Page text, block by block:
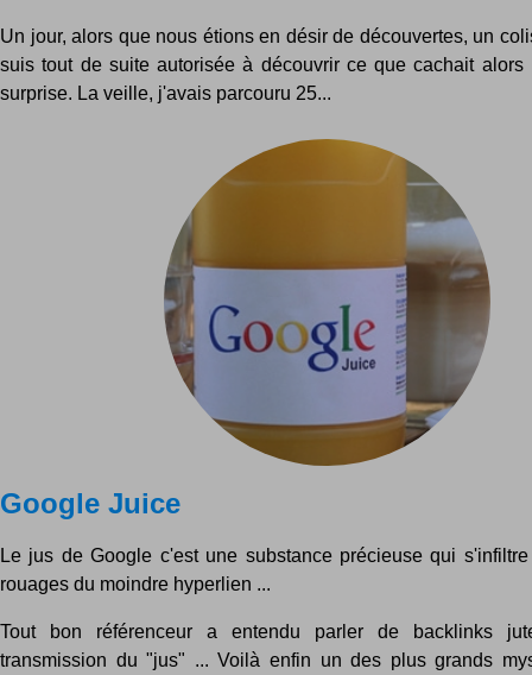
Un jour, alors que nous étions en désir de découvertes, un
suis tout de suite autorisée à découvrir ce que cachait alors
surprise. La veille, j'avais parcouru 25...
Google Juice
Le jus de Google c'est une substance précieuse qui
rouages du moindre hyperlien ...
Tout bon référenceur a entendu parler de backlinks
transmission du "jus" ... Voilà enfin un des plus grands